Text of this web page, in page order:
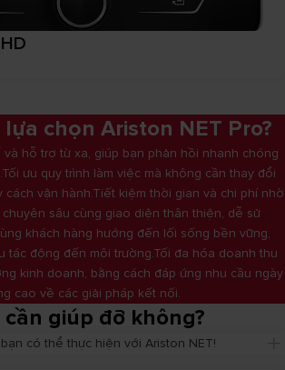
chọn Ariston NET Pro?
hỗ trợ từ xa, giúp bạn phản hồi nhanh chóng
ưu quy trình làm việc mà không cần thay đổi
cách vận hành.Tiết kiệm thời gian và chi phí nhờ
sâu cùng giao diện thân thiện, dễ sử
khách hàng hướng đến lối sống bền vững,
tác động đến môi trường.Tối đa hóa doanh thu
kinh doanh, bằng cách đáp ứng nhu cầu ngày
cao về các giải pháp kết nối.
cần giúp đỡ không?
có thể thực hiện với Ariston NET!